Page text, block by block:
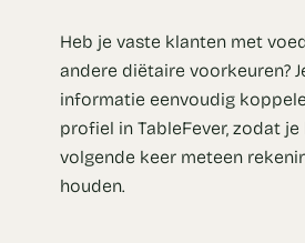
Heb je vaste klanten met
andere diëtaire voorkeuren?
informatie eenvoudig
profiel in TableFever, zodat je
volgende keer meteen
houden.